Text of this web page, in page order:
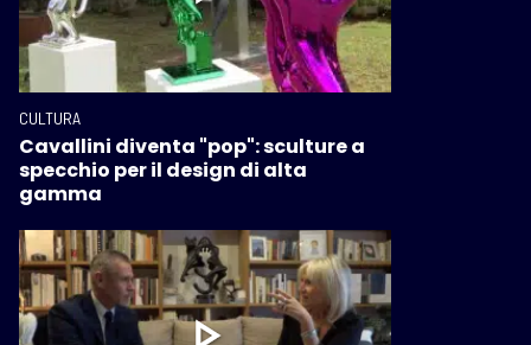
CULTURA
Cavallini diventa "pop": sculture a
specchio per il design di alta
gamma